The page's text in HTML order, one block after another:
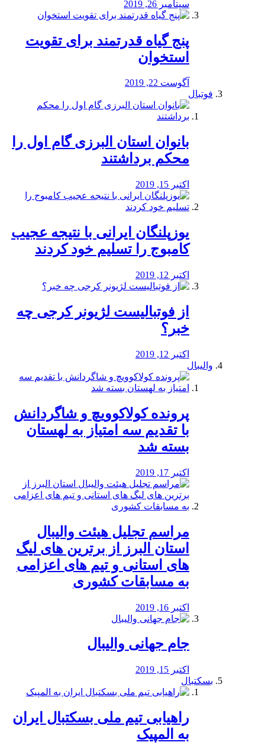
سپتامبر 26, 2019
پنج گیاه قدرتمند برای تقویت
استخوان
آگوست 22, 2019
فوتبال
بانوان استان البرزی گام اول را
محكم برداشتند
اکتبر 15, 2019
یوزپلنگان ایرانی با نتیجه عجیب
کامبوج را تسلیم خود کردند
اکتبر 12, 2019
از فوتبالیست لژیونر کرجی چه
خبر؟
اکتبر 12, 2019
والیبال
پرونده کولاکوویچ و شاگردانش
با تقدیم سه امتیاز به لهستان
بسته شد
اکتبر 17, 2019
مراسم تجلیل هیئت والیبال
استان البرز از برترین های لیگ
های استانی و تیم های اعزامی
به مسابقات کشوری
اکتبر 16, 2019
جام جهانی والیبال
اکتبر 15, 2019
بسکتبال
راهیابی تیم ملی بسکتبال ایران
به المپیک